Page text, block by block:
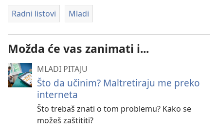
Radni listovi Mladi
Možda će vas zanimati i...
MLADI PITAJU
Što da učinim? Maltretiraju me preko
interneta
Što trebaš znati o tom problemu? Kako se
možeš zaštititi?